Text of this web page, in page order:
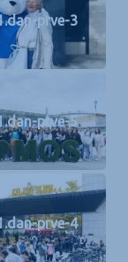
prve-3
prve-5
prve-4